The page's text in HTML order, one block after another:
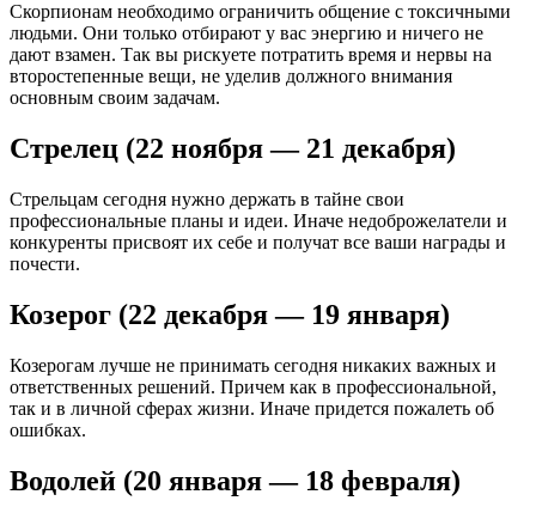
Скорпионам необходимо ограничить общение с токсичными
людьми. Они только отбирают у вас энергию и ничего не
дают взамен. Так вы рискуете потратить время и нервы на
второстепенные вещи, не уделив должного внимания
основным своим задачам.
Стрелец (22 ноября — 21 декабря)
Стрельцам сегодня нужно держать в тайне свои
профессиональные планы и идеи. Иначе недоброжелатели и
конкуренты присвоят их себе и получат все ваши награды и
почести.
Козерог (22 декабря — 19 января)
Козерогам лучше не принимать сегодня никаких важных и
ответственных решений. Причем как в профессиональной,
так и в личной сферах жизни. Иначе придется пожалеть об
ошибках.
Водолей (20 января — 18 февраля)